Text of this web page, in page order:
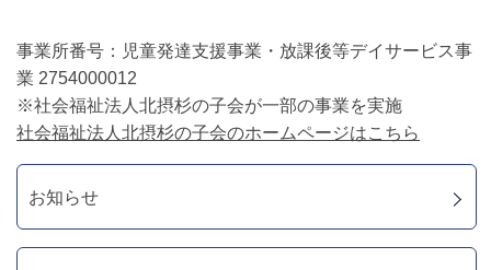
事業所番号：児童発達支援事業・放課後等デイサービス事
業 2754000012
※社会福祉法人北摂杉の子会が一部の事業を実施
社会福祉法人北摂杉の子会のホームページはこちら
お知らせ